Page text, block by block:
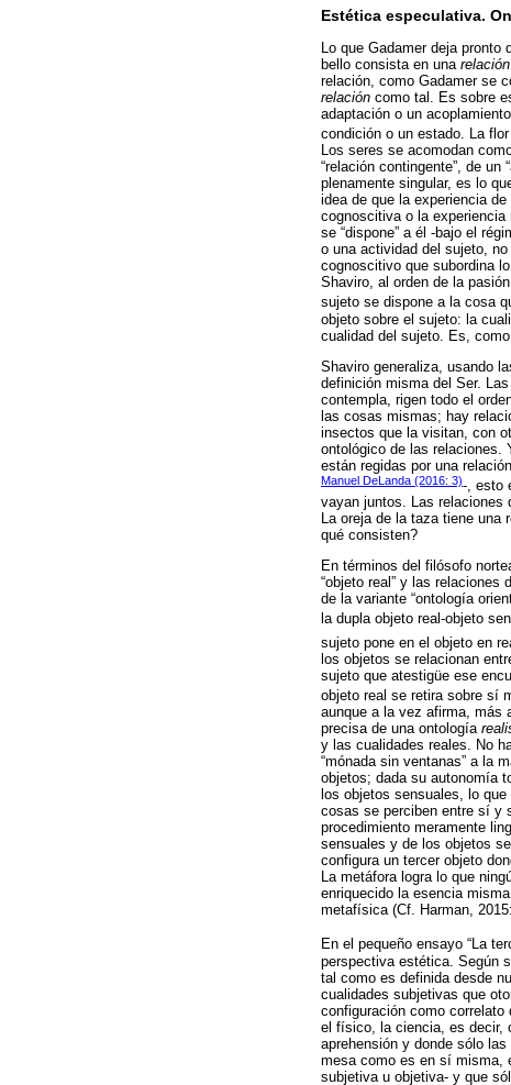
Estética especulativa.
Lo que Gadamer deja
bello consista en una relación
relación, como Gadamer se
relación como tal. Es sobre
adaptación o un
condición o un estado. La
Los seres se acomodan
“relación contingente”, de un
plenamente singular, es lo
idea de que la experiencia
cognoscitiva o la
se “dispone” a él -bajo el
o una actividad del sujeto,
cognoscitivo que subordina
Shaviro, al orden de la
sujeto se dispone a la cosa
objeto sobre el sujeto: la
cualidad del sujeto. Es,
Shaviro generaliza, usando
definición misma del Ser.
contempla, rigen todo el
las cosas mismas; hay
insectos que la visitan, con
ontológico de las relaciones.
están regidas por una
Manuel DeLanda (2016: 3)-, esto
vayan juntos. Las relaciones
La oreja de la taza tiene una
qué consisten?
En términos del filósofo
“objeto real” y las relaciones
de la variante “ontología
la dupla objeto real-objeto
sujeto pone en el objeto en
los objetos se relacionan
sujeto que atestigüe ese
objeto real se retira sobre sí
aunque a la vez afirma, más
precisa de una ontología
y las cualidades reales. No
“mónada sin ventanas” a la
objetos; dada su autonomía
los objetos sensuales, lo
cosas se perciben entre sí y
procedimiento meramente
sensuales y de los objetos
configura un tercer objeto
La metáfora logra lo que
enriquecido la esencia
metafísica (Cf. Harman,
En el pequeño ensayo “La
perspectiva estética. Según
tal como es definida desde
cualidades subjetivas que
configuración como correlato
el físico, la ciencia, es decir,
aprehensión y donde sólo
mesa como es en sí misma,
subjetiva u objetiva- y que